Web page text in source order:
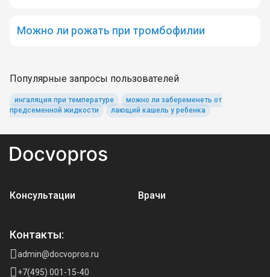
Можно ли рожать при тромбофилии
Популярные запросы пользователей
ингаляция при температуре
можно ли забеременеть от
предсеменной жидкости
лающий кашель у ребенка
Консультации Врачи
Контакты:
admin@docvopros.ru
+7(495) 001-15-40